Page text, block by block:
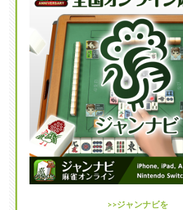
２～
シウ
マモ
ド」
搭載
1.3
やり
こみ
素・
カス
タマ
>>ジャンナビを